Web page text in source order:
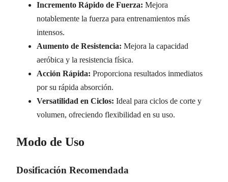
Incremento Rápido de Fuerza: Mejora
notablemente la fuerza para entrenamientos más
intensos.
Aumento de Resistencia: Mejora la capacidad
aeróbica y la resistencia física.
Acción Rápida: Proporciona resultados inmediatos
por su rápida absorción.
Versatilidad en Ciclos: Ideal para ciclos de corte y
volumen, ofreciendo flexibilidad en su uso.
Modo de Uso
Dosificación Recomendada